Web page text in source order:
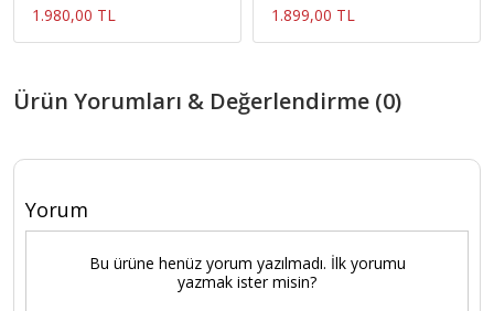
1.980,00 TL 1.899,00 TL
Ürün Yorumları & Değerlendirme (0)
Yorum
Bu ürüne henüz yorum yazılmadı. İlk yorumu
yazmak ister misin?